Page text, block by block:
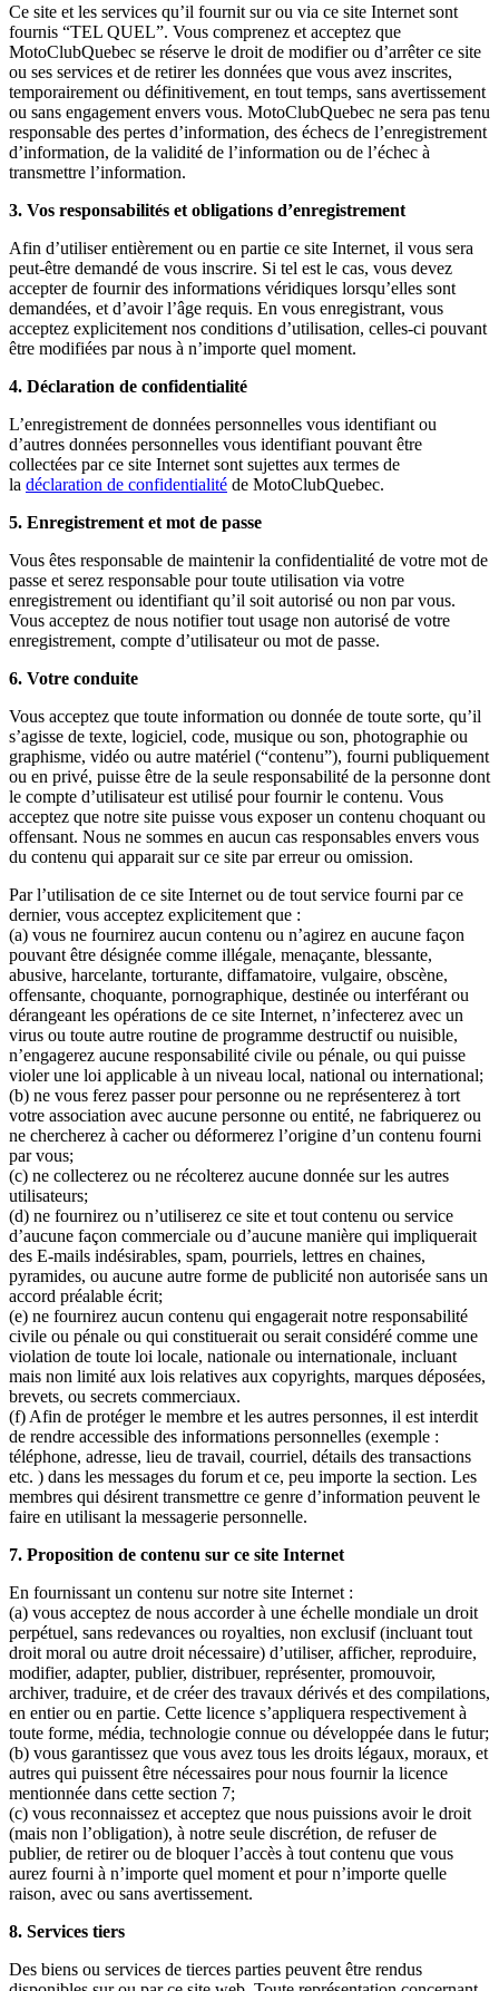
Ce site et les services qu’il fournit sur ou via ce site Internet sont
fournis “TEL QUEL”. Vous comprenez et acceptez que
MotoClubQuebec se réserve le droit de modifier ou d’arrêter ce site
ou ses services et de retirer les données que vous avez inscrites,
temporairement ou définitivement, en tout temps, sans avertissement
ou sans engagement envers vous. MotoClubQuebec ne sera pas tenu
responsable des pertes d’information, des échecs de l’enregistrement
d’information, de la validité de l’information ou de l’échec à
transmettre l’information.
3. Vos responsabilités et obligations d’enregistrement
Afin d’utiliser entièrement ou en partie ce site Internet, il vous sera
peut-être demandé de vous inscrire. Si tel est le cas, vous devez
accepter de fournir des informations véridiques lorsqu’elles sont
demandées, et d’avoir l’âge requis. En vous enregistrant, vous
acceptez explicitement nos conditions d’utilisation, celles-ci pouvant
être modifiées par nous à n’importe quel moment.
4. Déclaration de confidentialité
L’enregistrement de données personnelles vous identifiant ou
d’autres données personnelles vous identifiant pouvant être
collectées par ce site Internet sont sujettes aux termes de
la déclaration de confidentialité de MotoClubQuebec.
5. Enregistrement et mot de passe
Vous êtes responsable de maintenir la confidentialité de votre mot de
passe et serez responsable pour toute utilisation via votre
enregistrement ou identifiant qu’il soit autorisé ou non par vous.
Vous acceptez de nous notifier tout usage non autorisé de votre
enregistrement, compte d’utilisateur ou mot de passe.
6. Votre conduite
Vous acceptez que toute information ou donnée de toute sorte, qu’il
s’agisse de texte, logiciel, code, musique ou son, photographie ou
graphisme, vidéo ou autre matériel (“contenu”), fourni publiquement
ou en privé, puisse être de la seule responsabilité de la personne dont
le compte d’utilisateur est utilisé pour fournir le contenu. Vous
acceptez que notre site puisse vous exposer un contenu choquant ou
offensant. Nous ne sommes en aucun cas responsables envers vous
du contenu qui apparait sur ce site par erreur ou omission.
Par l’utilisation de ce site Internet ou de tout service fourni par ce
dernier, vous acceptez explicitement que :
(a) vous ne fournirez aucun contenu ou n’agirez en aucune façon
pouvant être désignée comme illégale, menaçante, blessante,
abusive, harcelante, torturante, diffamatoire, vulgaire, obscène,
offensante, choquante, pornographique, destinée ou interférant ou
dérangeant les opérations de ce site Internet, n’infecterez avec un
virus ou toute autre routine de programme destructif ou nuisible,
n’engagerez aucune responsabilité civile ou pénale, ou qui puisse
violer une loi applicable à un niveau local, national ou international;
(b) ne vous ferez passer pour personne ou ne représenterez à tort
votre association avec aucune personne ou entité, ne fabriquerez ou
ne chercherez à cacher ou déformerez l’origine d’un contenu fourni
par vous;
(c) ne collecterez ou ne récolterez aucune donnée sur les autres
utilisateurs;
(d) ne fournirez ou n’utiliserez ce site et tout contenu ou service
d’aucune façon commerciale ou d’aucune manière qui impliquerait
des E-mails indésirables, spam, pourriels, lettres en chaines,
pyramides, ou aucune autre forme de publicité non autorisée sans un
accord préalable écrit;
(e) ne fournirez aucun contenu qui engagerait notre responsabilité
civile ou pénale ou qui constituerait ou serait considéré comme une
violation de toute loi locale, nationale ou internationale, incluant
mais non limité aux lois relatives aux copyrights, marques déposées,
brevets, ou secrets commerciaux.
(f) Afin de protéger le membre et les autres personnes, il est interdit
de rendre accessible des informations personnelles (exemple :
téléphone, adresse, lieu de travail, courriel, détails des transactions
etc. ) dans les messages du forum et ce, peu importe la section. Les
membres qui désirent transmettre ce genre d’information peuvent le
faire en utilisant la messagerie personnelle.
7. Proposition de contenu sur ce site Internet
En fournissant un contenu sur notre site Internet :
(a) vous acceptez de nous accorder à une échelle mondiale un droit
perpétuel, sans redevances ou royalties, non exclusif (incluant tout
droit moral ou autre droit nécessaire) d’utiliser, afficher, reproduire,
modifier, adapter, publier, distribuer, représenter, promouvoir,
archiver, traduire, et de créer des travaux dérivés et des compilations,
en entier ou en partie. Cette licence s’appliquera respectivement à
toute forme, média, technologie connue ou développée dans le futur;
(b) vous garantissez que vous avez tous les droits légaux, moraux, et
autres qui puissent être nécessaires pour nous fournir la licence
mentionnée dans cette section 7;
(c) vous reconnaissez et acceptez que nous puissions avoir le droit
(mais non l’obligation), à notre seule discrétion, de refuser de
publier, de retirer ou de bloquer l’accès à tout contenu que vous
aurez fourni à n’importe quel moment et pour n’importe quelle
raison, avec ou sans avertissement.
8. Services tiers
Des biens ou services de tierces parties peuvent être rendus